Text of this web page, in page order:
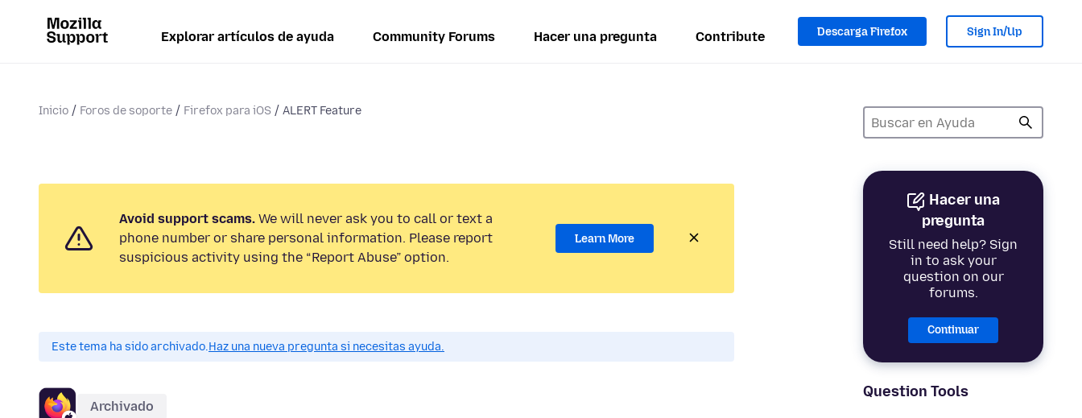
Explorar artículos de ayuda Community Forums Hacer una pregunta Contribute Descarga Firefox Sign In/Up
Inicio Foros de soporte Firefox para iOS ALERT Feature
Hacer una
pregunta
Still need help? Sign
in to ask your
question on our
forums.
Continuar
Question Tools
Avoid support scams. We will never ask you to call or text a
phone number or share personal information. Please report
suspicious activity using the “Report Abuse” option.
Learn More
Este tema ha sido archivado.Haz una nueva pregunta si necesitas ayuda.
Archivado